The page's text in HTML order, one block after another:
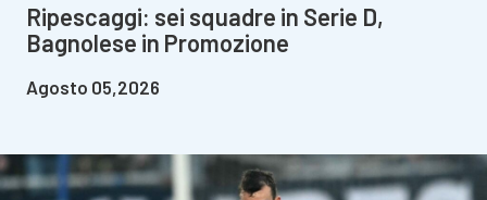
Ripescaggi: sei squadre in Serie D,
Bagnolese in Promozione
Agosto 05,2026